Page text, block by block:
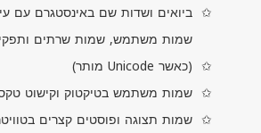
ביואים ושדות שם באינסטגרם עם
שמות משתמש, שמות שרתים
(כאשר Unicode מותר)
שמות משתמש בטיקטוק וקישוט
שמות תצוגה ופוסטים קצרים